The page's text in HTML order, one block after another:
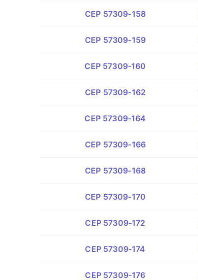
CEP 57309-158
CEP 57309-159
CEP 57309-160
CEP 57309-162
CEP 57309-164
CEP 57309-166
CEP 57309-168
CEP 57309-170
CEP 57309-172
CEP 57309-174
CEP 57309-176